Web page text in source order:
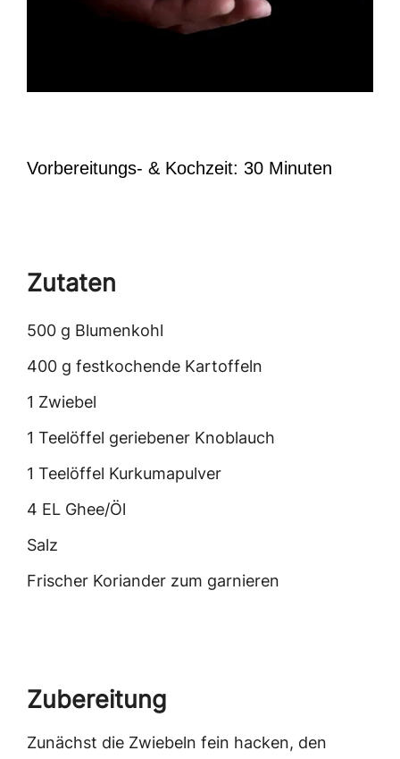
Vorbereitungs- & Kochzeit: 30 Minuten
Zutaten
500 g Blumenkohl
400 g festkochende Kartoffeln
1 Zwiebel
1 Teelöffel geriebener Knoblauch
1 Teelöffel Kurkumapulver
4 EL Ghee/Öl
Salz
Frischer Koriander zum garnieren
Zubereitung
Zunächst die Zwiebeln fein hacken, den